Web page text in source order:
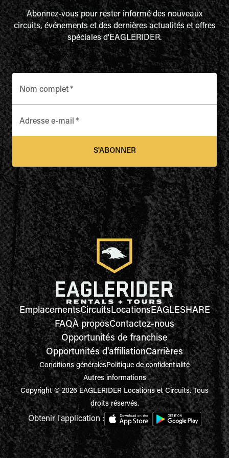
Abonnez-vous pour rester informé des nouveaux
circuits, événements et des dernières actualités et offres
spéciales d'EAGLERIDER.
Nom complet*
Adresse e-mail *
S'ABONNER
EmplacementsCircuitsLocationsEAGLESHARE
FAQÀ proposContactez-nous
Opportunités de franchise
Opportunités d'affiliationCarrières
Conditions généralesPolitique de confidentialité
Autres informations
Copyright © 2026 EAGLERIDER Locations et Circuits. Tous
droits réservés.
Obtenir l'application :